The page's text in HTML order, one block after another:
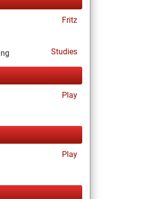
Fritz
Studies
Play
Play